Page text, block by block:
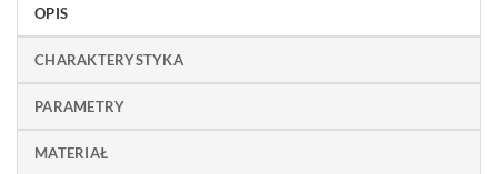
OPIS
CHARAKTERYSTYKA
PARAMETRY
MATERIAŁ